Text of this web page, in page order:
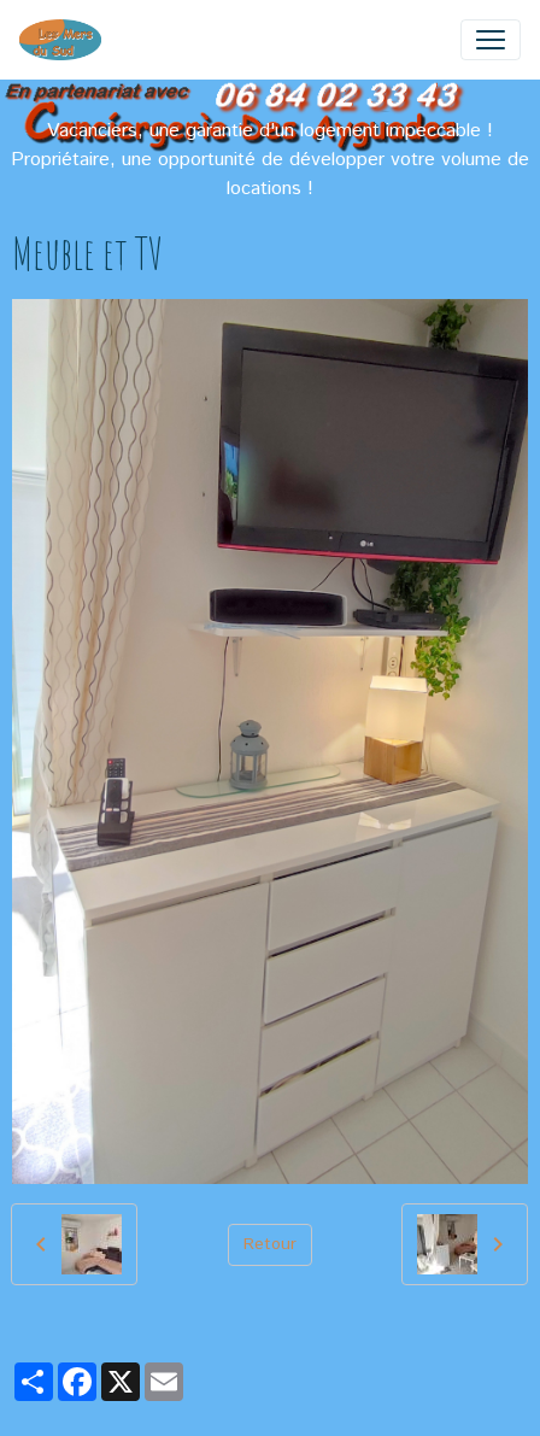
Vacanciers, une garantie d'un logement impeccable !
Propriétaire, une opportunité de développer votre volume de
locations !
Meuble et TV
Retour
PartagerFacebook
X